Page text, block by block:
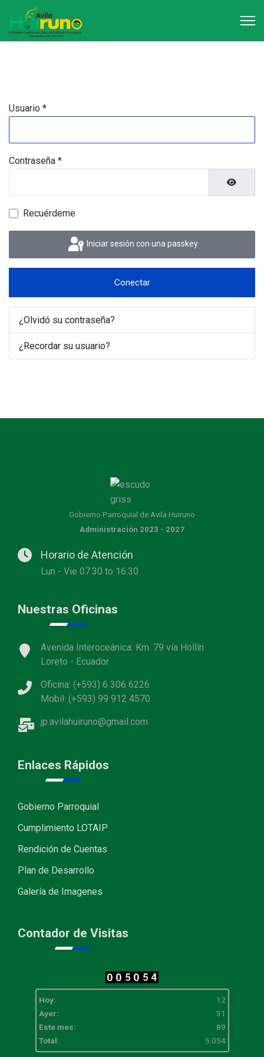
Usuario *
Contraseña *
Mostrar
Recuérdeme
Iniciar sesión con una passkey
Conectar
¿Olvidó su contraseña?
¿Recordar su usuario?
Gobierno Parroquial de Avila Huiruno
Administración 2023 - 2027
Horario de Atención
Lun - Vie 07:30 to 16:30
Nuestras Oficinas
Avenida Interoceánica: Km. 79 vía Hollín
Loreto - Ecuador
Oficina: (+593) 6 306 6226
Mobil: (+593) 99 912 4570
jp.avilahuiruno@gmail.com
Enlaces Rápidos
Gobierno Parroquial
Cumplimiento LOTAIP
Rendición de Cuentas
Plan de Desarrollo
Galería de Imagenes
Contador de Visitas
Hoy:
12
Ayer:
31
Este mes:
89
Total:
5.054